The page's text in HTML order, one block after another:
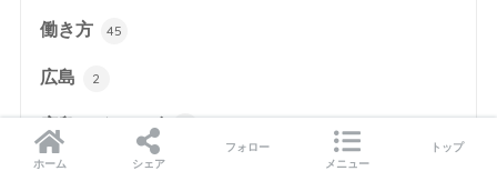
働き方 45
広島 2
広島ライフラボ
旅行
ホーム シェア
フォロー
メニュー
トップ